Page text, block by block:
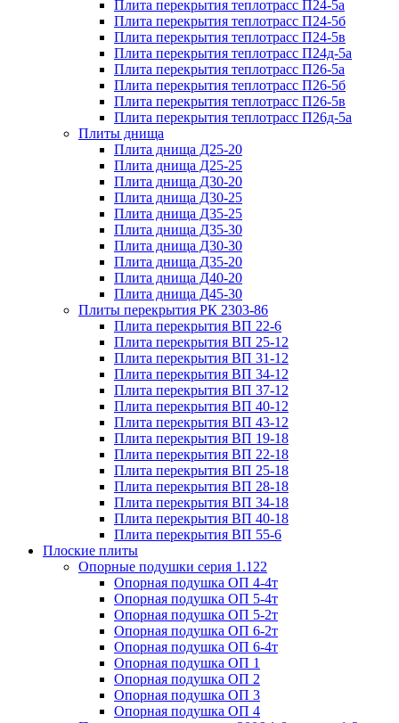
Плита перекрытия теплотрасс П24-5а
Плита перекрытия теплотрасс П24-5б
Плита перекрытия теплотрасс П24-5в
Плита перекрытия теплотрасс П24д-5а
Плита перекрытия теплотрасс П26-5а
Плита перекрытия теплотрасс П26-5б
Плита перекрытия теплотрасс П26-5в
Плита перекрытия теплотрасс П26д-5а
Плиты днища
Плита днища Д25-20
Плита днища Д25-25
Плита днища Д30-20
Плита днища Д30-25
Плита днища Д35-25
Плита днища Д35-30
Плита днища Д30-30
Плита днища Д35-20
Плита днища Д40-20
Плита днища Д45-30
Плиты перекрытия РК 2303-86
Плита перекрытия ВП 22-6
Плита перекрытия ВП 25-12
Плита перекрытия ВП 31-12
Плита перекрытия ВП 34-12
Плита перекрытия ВП 37-12
Плита перекрытия ВП 40-12
Плита перекрытия ВП 43-12
Плита перекрытия ВП 19-18
Плита перекрытия ВП 22-18
Плита перекрытия ВП 25-18
Плита перекрытия ВП 28-18
Плита перекрытия ВП 34-18
Плита перекрытия ВП 40-18
Плита перекрытия ВП 55-6
Плоские плиты
Опорные подушки серия 1.122
Опорная подушка ОП 4-4т
Опорная подушка ОП 5-4т
Опорная подушка ОП 5-2т
Опорная подушка ОП 6-2т
Опорная подушка ОП 6-4т
Опорная подушка ОП 1
Опорная подушка ОП 2
Опорная подушка ОП 3
Опорная подушка ОП 4